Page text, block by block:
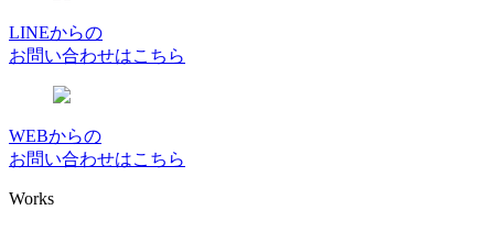
LINEからの
お問い合わせはこちら
WEBからの
お問い合わせはこちら
Works